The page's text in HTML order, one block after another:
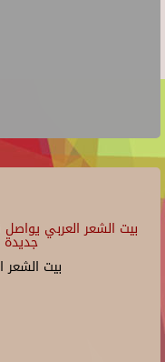
بيت الشعر العربي يواصل
بيت الشعر